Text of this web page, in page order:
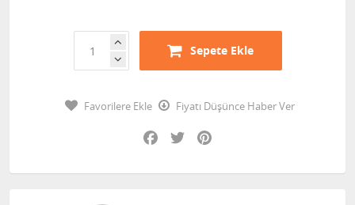
Sepete Ekle
Favorilere Ekle
Fiyatı Düşünce Haber Ver
Facebook
Twitter